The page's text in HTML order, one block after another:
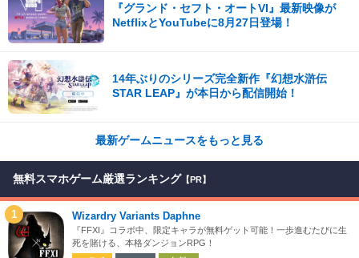
『グランド・セフト・オートVI』最新映像が
NetflixとYouTubeに8月27日登場！
14年ぶりのシリーズ完全新作『幻想水滸伝
STAR LEAP』が本日から配信開始！
最新ゲームニュースをもっと見る
無料スマホゲーム厳選ランキング 【PR】
1 Wizardry Variants Daphne
『FFXI』コラボ中、限定キャラが無料ゲット可能！一歩進むたびに生
死を賭ける、本格ダンジョンRPG！